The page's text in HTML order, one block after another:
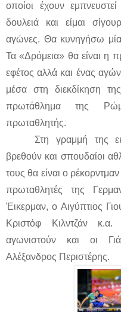
οποίοι έχουν
δουλειά και είμαι
αγώνες. Θα κυνηγήσω
Τα «Δρόμεια» θα είναι η
εφέτος αλλά και ένας
μέσα στη διεκδίκηση
πρωτάθλημα της
πρωταθλητής.
Στη γραμμή της
βρεθούν και σπουδαίοι
τους θα είναι ο
πρωταθλητές της
Έικερμαν, ο Αιγύπτιος
Κριστόφ Κιλντζάν
αγωνιστούν και οι
Αλέξανδρος Περιστέρης.